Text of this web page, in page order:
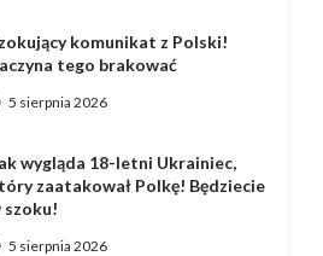
komunikat z Polski!
tego brakować
5 sierpnia 2026
wygląda 18-letni Ukrainiec,
zaatakował Polkę! Będziecie
szoku!
5 sierpnia 2026